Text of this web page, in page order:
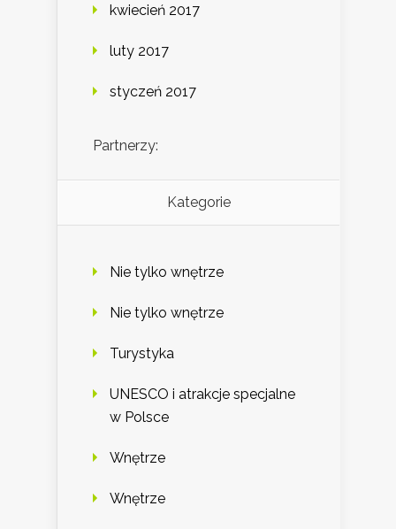
kwiecień 2017
luty 2017
styczeń 2017
Partnerzy:
Kategorie
Nie tylko wnętrze
Nie tylko wnętrze
Turystyka
UNESCO i atrakcje specjalne
w Polsce
Wnętrze
Wnętrze